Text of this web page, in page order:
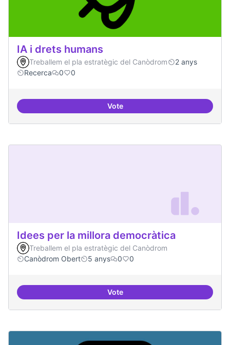
IA i drets humans
Treballem el pla estratègic del Canòdrom
2 anys
Recerca
0 0
VoteIA i drets humans
Idees per la millora democràtica
Treballem el pla estratègic del Canòdrom
Canòdrom Obert
5 anys 0 0
VoteIdees per la millora democràtica